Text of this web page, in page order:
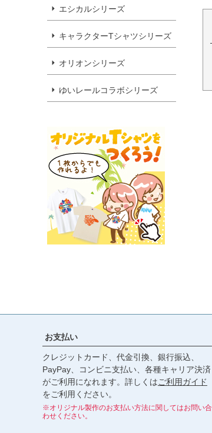
エシカルシリーズ
キャラクターTシャツシリーズ
オリオンシリーズ
ゆいレールコラボシリーズ
お支払い
クレジットカード、代金引換、銀行振込、
PayPay、コンビニ支払い、各種キャリア決済
がご利用になれます。詳しくはご利用ガイド
をご利用ください。
※オリジナル製作のお支払い方法に関してはお問い合
わせください。